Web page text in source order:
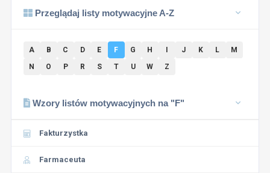
Przeglądaj listy motywacyjne A-Z
A B C D E F G H J K L
M
N
O P R S T U W Z
Wzory listów motywacyjnych na "F"
Fakturzystka
Farmaceuta